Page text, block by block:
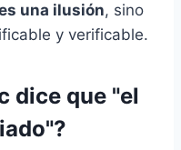
una ilusión, sino
y verificable.
dice que "el